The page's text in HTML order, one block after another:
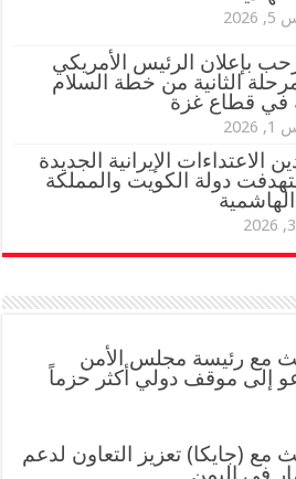
بإعلان الرئيس الأمريكي
الثانية من خطة السلام
في قطاع غزة
الاعتداءات الإيرانية الجديدة
دولة الكويت والمملكة
الهاشمية
مع رئيسة مجلس الأمن
إلى موقف دولي أكثر حزماً
مع (جايكا) تعزيز التعاون لدعم